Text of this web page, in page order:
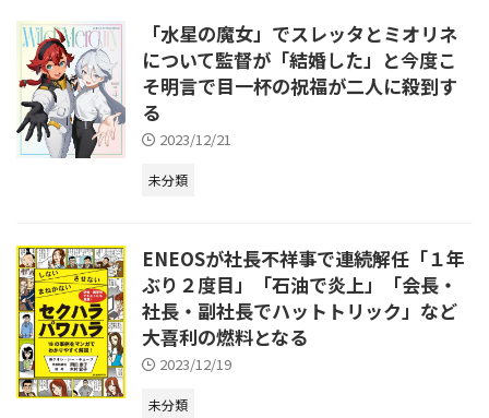
「水星の魔女」でスレッタとミオリネ
について監督が「結婚した」と今度こ
そ明言で目一杯の祝福が二人に殺到す
る
2023/12/21
未分類
ENEOSが社長不祥事で連続解任「１年
ぶり２度目」「石油で炎上」「会長・
社長・副社長でハットトリック」など
大喜利の燃料となる
2023/12/19
未分類